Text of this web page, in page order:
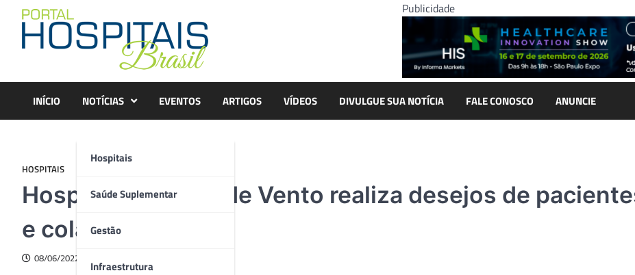
content
Publicidade
INÍCIO NOTÍCIAS
Hospitais
Saúde Suplementar
Gestão
Infraestrutura
EVENTOS ARTIGOS VÍDEOS DIVULGUE SUA NOTÍCIA FALE CONOSCO ANUNCIE
HOSPITAIS
Hospital Moinhos de Vento realiza desejos de
e colaboradores
08/06/2022